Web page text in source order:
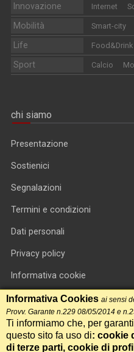
Innovazione Internet
Mobilità Smart-city
Life Food&Drink
Sport Calcio
chi siamo
Presentazione
Sostienici
Segnalazioni
Termini e condizioni
Dati personali
Privacy policy
Informativa cookie
RSS feed
RSS Top News
Contatti
Informativa Cookies ai sensi
Provv. Garante n.229 08/05/2014 e
Ti informiamo che, per
questo sito fa uso di: cookie
di terze parti, cookie di